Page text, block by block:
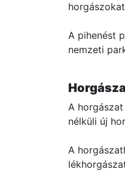
A pihenést
nemzeti
A
nélküli új
A